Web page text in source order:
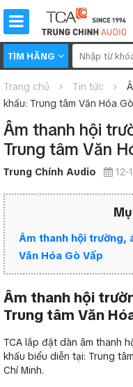
TÌM HÃNG
Trang chủ Tin tức
khấu: Trung tâm Văn Hóa
Âm thanh hội
Trung tâm Văn
Trung Chính Audio 12-
Âm thanh hội trường,
Văn Hóa Gò Vấp
Âm thanh hội
Trung tâm Văn
TCA lắp đặt dàn âm thanh
khấu biểu diễn tại: Trung
Chí Minh.